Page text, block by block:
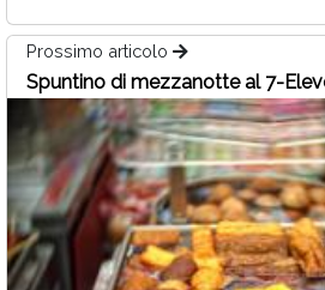
Prossimo articolo
Spuntino di mezzanotte al 7-